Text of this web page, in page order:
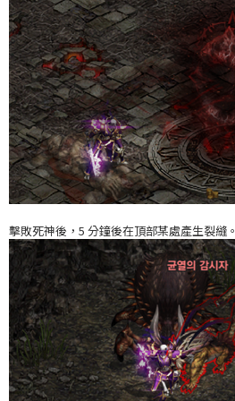
擊敗死神後，5 分鐘後在頂部某處產生裂縫。